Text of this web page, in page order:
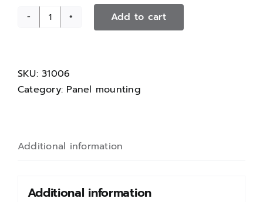
ฝา
quantity
Add to cart
SKU:31006
Category: Panel mounting
Additional information
Additional information